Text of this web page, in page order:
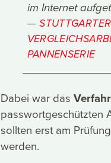
im Internet
PANNENSERIE
Dabei war das
passwortgeschützten
sollten erst am
werden.